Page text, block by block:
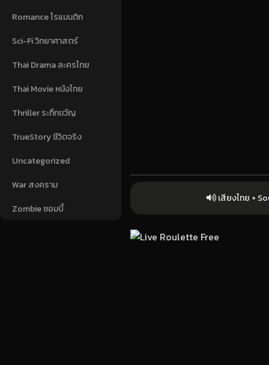
Romance โรแมนติก
Sci-Fi วิทยาศาสตร์
Thai Drama ละครไทย
Thai Movie หนังไทย
Thriller ระทึกขวัญ
TrueStory ชีวิตจริง
Uncategorized
War สงคราม
Zombie ซอมบี้
เสียงไทย +